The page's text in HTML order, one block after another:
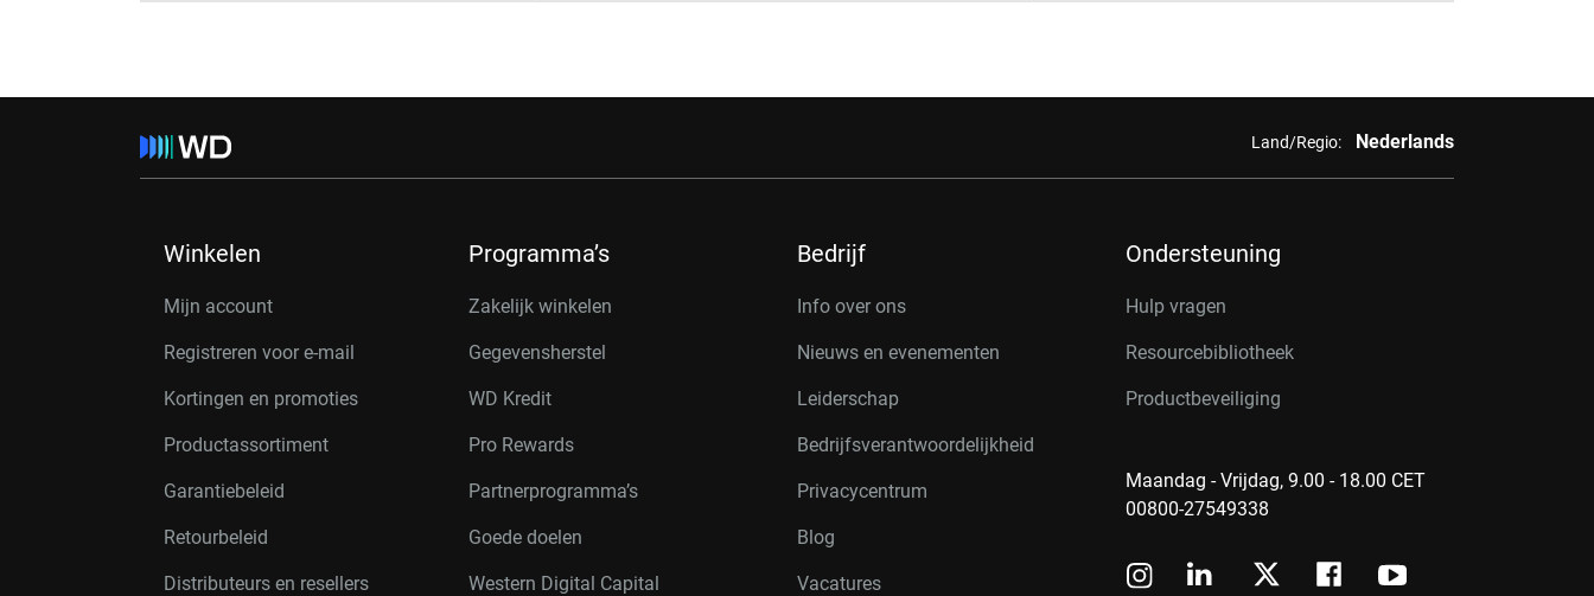
Land/Regio: Nederlands
Winkelen
Mijn account
Registreren voor e-mail
Kortingen en promoties
Productassortiment
Garantiebeleid
Retourbeleid
Distributeurs en resellers
Programma’s
Zakelijk winkelen
Gegevensherstel
WD Kredit
Pro Rewards
Partnerprogramma’s
Goede doelen
Western Digital Capital
Bedrijf
Info over ons
Nieuws en evenementen
Leiderschap
Bedrijfsverantwoordelijkheid
Privacycentrum
Blog
Vacatures
Ondersteuning
Hulp vragen
Resourcebibliotheek
Productbeveiliging
Maandag - Vrijdag, 9.00 - 18.00 CET
00800-27549338